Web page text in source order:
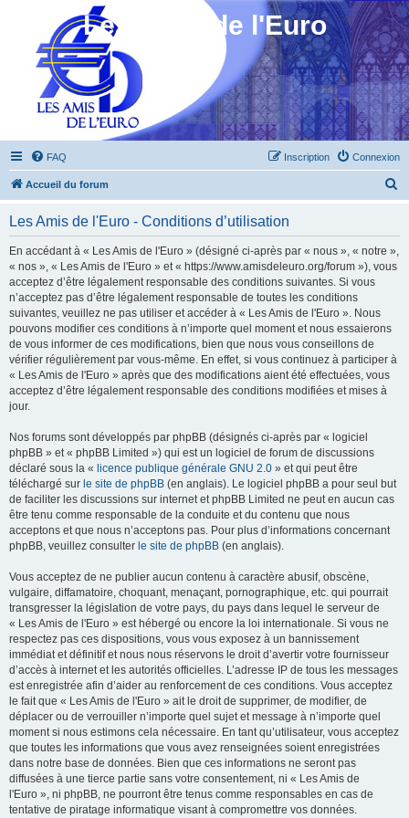
Les Amis de l'Euro
FAQ Connexion
Inscription
Accueil du forum
Les Amis de l'Euro - Conditions d’utilisation
En accédant à « Les Amis de l'Euro » (désigné ci-après par « nous », « notre »,
« nos », « Les Amis de l'Euro » et « https://www.amisdeleuro.org/forum »), vous
acceptez d’être légalement responsable des conditions suivantes. Si vous
n’acceptez pas d’être légalement responsable de toutes les conditions
suivantes, veuillez ne pas utiliser et accéder à « Les Amis de l'Euro ». Nous
pouvons modifier ces conditions à n’importe quel moment et nous essaierons
de vous informer de ces modifications, bien que nous vous conseillons de
vérifier régulièrement par vous-même. En effet, si vous continuez à participer à
« Les Amis de l'Euro » après que des modifications aient été effectuées, vous
acceptez d’être légalement responsable des conditions modifiées et mises à
jour.
Nos forums sont développés par phpBB (désignés ci-après par « logiciel
phpBB » et « phpBB Limited ») qui est un logiciel de forum de discussions
déclaré sous la « licence publique générale GNU 2.0 » et qui peut être
téléchargé sur le site de phpBB (en anglais). Le logiciel phpBB a pour seul but
de faciliter les discussions sur internet et phpBB Limited ne peut en aucun cas
être tenu comme responsable de la conduite et du contenu que nous
acceptons et que nous n’acceptons pas. Pour plus d’informations concernant
phpBB, veuillez consulter le site de phpBB (en anglais).
Vous acceptez de ne publier aucun contenu à caractère abusif, obscène,
vulgaire, diffamatoire, choquant, menaçant, pornographique, etc. qui pourrait
transgresser la législation de votre pays, du pays dans lequel le serveur de
« Les Amis de l'Euro » est hébergé ou encore la loi internationale. Si vous ne
respectez pas ces dispositions, vous vous exposez à un bannissement
immédiat et définitif et nous nous réservons le droit d’avertir votre fournisseur
d’accès à internet et les autorités officielles. L’adresse IP de tous les messages
est enregistrée afin d’aider au renforcement de ces conditions. Vous acceptez
le fait que « Les Amis de l'Euro » ait le droit de supprimer, de modifier, de
déplacer ou de verrouiller n’importe quel sujet et message à n’importe quel
moment si nous estimons cela nécessaire. En tant qu’utilisateur, vous acceptez
que toutes les informations que vous avez renseignées soient enregistrées
dans notre base de données. Bien que ces informations ne seront pas
diffusées à une tierce partie sans votre consentement, ni « Les Amis de
l'Euro », ni phpBB, ne pourront être tenus comme responsables en cas de
tentative de piratage informatique visant à compromettre vos données.